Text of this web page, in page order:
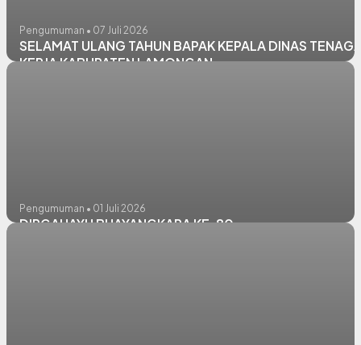
Pengumuman • 07 Juli 2026
SELAMAT ULANG TAHUN BAPAK KEPALA DINAS
KERJA KABUPATEN LAMONGAN
Pengumuman • 01 Juli 2026
DIRGAHAYU BHAYANGKARA KE-80